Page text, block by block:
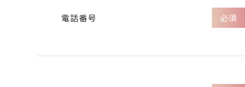
電話番号 必須